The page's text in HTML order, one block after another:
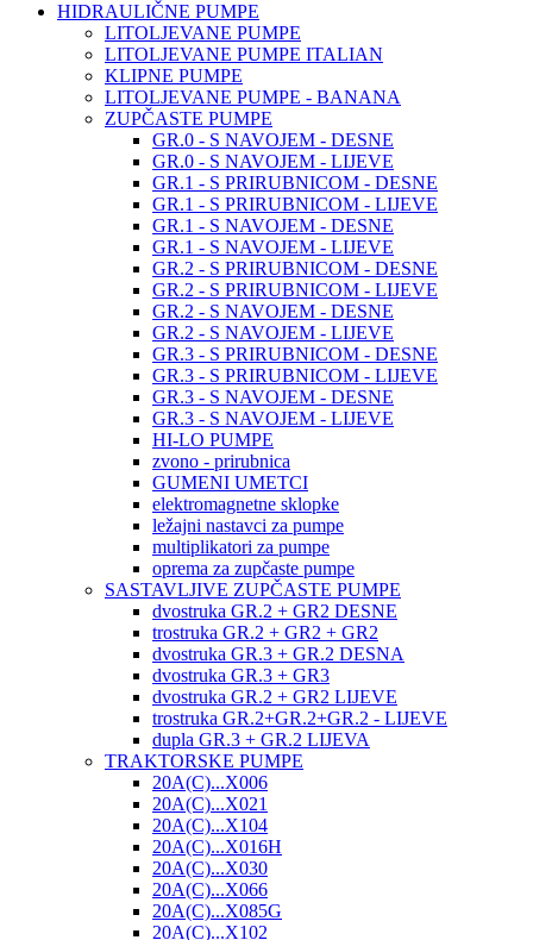
HIDRAULIČNE PUMPE
LITOLJEVANE PUMPE
LITOLJEVANE PUMPE ITALIAN
KLIPNE PUMPE
LITOLJEVANE PUMPE - BANANA
ZUPČASTE PUMPE
GR.0 - S NAVOJEM - DESNE
GR.0 - S NAVOJEM - LIJEVE
GR.1 - S PRIRUBNICOM - DESNE
GR.1 - S PRIRUBNICOM - LIJEVE
GR.1 - S NAVOJEM - DESNE
GR.1 - S NAVOJEM - LIJEVE
GR.2 - S PRIRUBNICOM - DESNE
GR.2 - S PRIRUBNICOM - LIJEVE
GR.2 - S NAVOJEM - DESNE
GR.2 - S NAVOJEM - LIJEVE
GR.3 - S PRIRUBNICOM - DESNE
GR.3 - S PRIRUBNICOM - LIJEVE
GR.3 - S NAVOJEM - DESNE
GR.3 - S NAVOJEM - LIJEVE
HI-LO PUMPE
zvono - prirubnica
GUMENI UMETCI
elektromagnetne sklopke
ležajni nastavci za pumpe
multiplikatori za pumpe
oprema za zupčaste pumpe
SASTAVLJIVE ZUPČASTE PUMPE
dvostruka GR.2 + GR2 DESNE
trostruka GR.2 + GR2 + GR2
dvostruka GR.3 + GR.2 DESNA
dvostruka GR.3 + GR3
dvostruka GR.2 + GR2 LIJEVE
trostruka GR.2+GR.2+GR.2 - LIJEVE
dupla GR.3 + GR.2 LIJEVA
TRAKTORSKE PUMPE
20A(C)...X006
20A(C)...X021
20A(C)...X104
20A(C)...X016H
20A(C)...X030
20A(C)...X066
20A(C)...X085G
20A(C)...X102